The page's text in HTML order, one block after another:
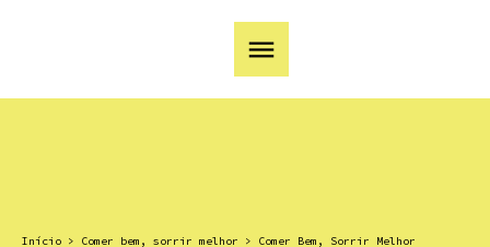
Início > Comer bem, sorrir melhor > Comer Bem, Sorrir Melhor